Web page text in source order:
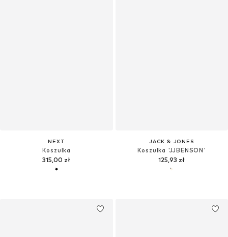
NEXT
Koszulka
315,00 zł
JACK & JONES
Koszulka 'JJBENSON'
125,93 zł